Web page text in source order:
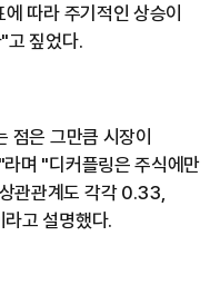
따라 주기적인 상승이
고 짚었다.
점은 그만큼 시장이
며 "디커플링은 주식에만
관관계도 각각 0.33,
고 설명했다.